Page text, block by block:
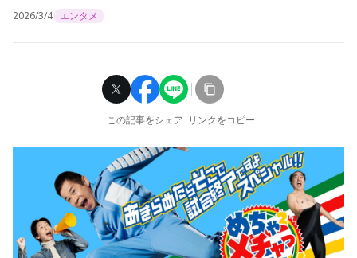
2026/3/4 エンタメ
この記事をシェア リンクをコピー